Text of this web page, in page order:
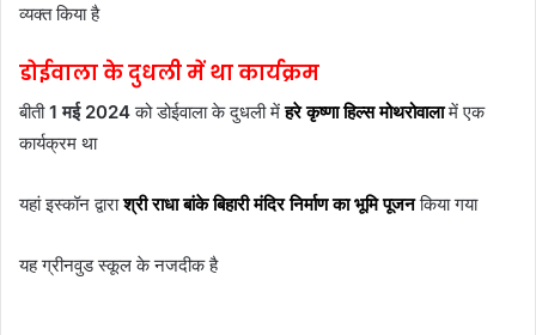
व्यक्त किया है
डोईवाला के दुधली में था कार्यक्रम
बीती1 मई 2024को डोईवाला के दुधली मेंहरे कृष्णा हिल्स मोथरोवालामें एक
कार्यक्रम था
यहां इस्कॉन द्वाराश्री राधा बांके बिहारी मंदिर निर्माण का भूमि पूजन किया गया
यह ग्रीनवुड स्कूल के नजदीक है